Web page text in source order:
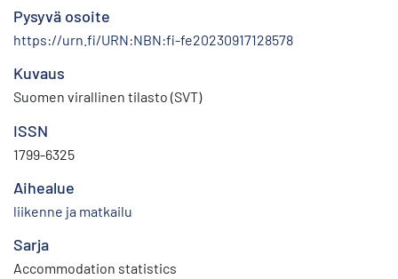
Pysyvä osoite
https://urn.fi/URN:NBN:fi-fe20230917128578
Kuvaus
Suomen virallinen tilasto (SVT)
ISSN
1799-6325
Aihealue
liikenne ja matkailu
Sarja
Accommodation statistics